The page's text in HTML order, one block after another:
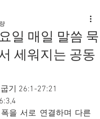
일 매일 말씀 묵
세워지는 공동
기 26:1-27:21
을 서로 연결하며 다른